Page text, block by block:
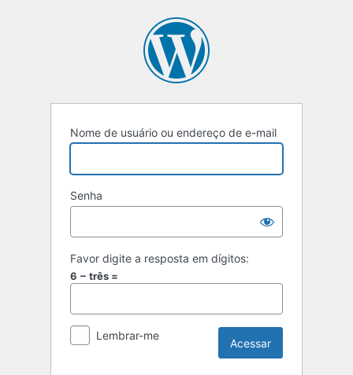
Nome de usuário ou endereço de e-mail
Senha
Favor digite a resposta em dígitos:
6 − três =
Lembrar-me